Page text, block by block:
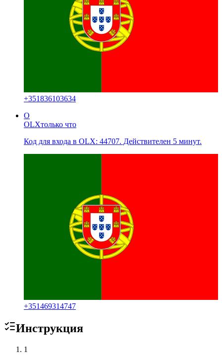
+351836103634
O
OLXтолько что
Код для входа в OLX: 44707. Действителен 5 минут.
+351469314747
Инструкция
1